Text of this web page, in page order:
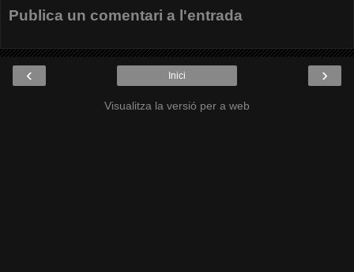
Publica un comentari a l'entrada
‹ ›
Inici
Visualitza la versió per a web